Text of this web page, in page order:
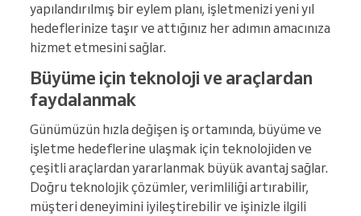
yapılandırılmış bir eylem planı, işletmenizi yeni yıl
hedeflerinize taşır ve attığınız her adımın amacınıza
hizmet etmesini sağlar.
Büyüme için teknoloji ve araçlardan
faydalanmak
Günümüzün hızla değişen iş ortamında, büyüme ve
işletme hedeflerine ulaşmak için teknolojiden ve
çeşitli araçlardan yararlanmak büyük avantaj sağlar.
Doğru teknolojik çözümler, verimliliği artırabilir,
müşteri deneyimini iyileştirebilir ve işinizle ilgili